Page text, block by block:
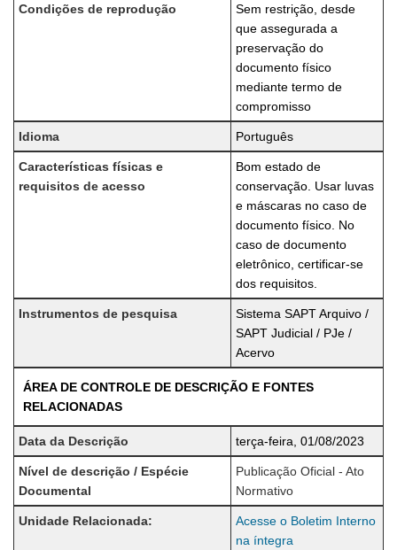
Condições de reprodução
Sem restrição, desde
que assegurada a
preservação do
documento físico
mediante termo de
compromisso
Idioma Português
Características físicas e
requisitos de acesso
Bom estado de
conservação. Usar luvas
e máscaras no caso de
documento físico. No
caso de documento
eletrônico, certificar-se
dos requisitos.
Instrumentos de pesquisa
Sistema SAPT Arquivo /
SAPT Judicial / PJe /
Acervo
ÁREA DE CONTROLE DE DESCRIÇÃO E FONTES
RELACIONADAS
Data da Descrição terça-feira, 01/08/2023
Nível de descrição / Espécie
Documental
Publicação Oficial - Ato
Normativo
Unidade Relacionada:
Acesse o Boletim Interno
na íntegra